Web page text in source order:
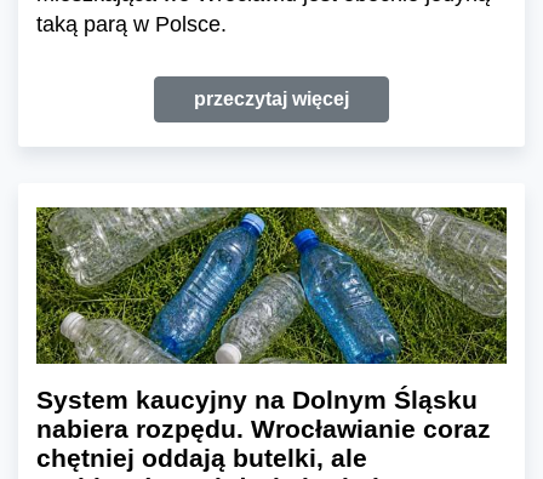
taką parą w Polsce.
przeczytaj więcej
System kaucyjny na Dolnym Śląsku
nabiera rozpędu. Wrocławianie coraz
chętniej oddają butelki, ale